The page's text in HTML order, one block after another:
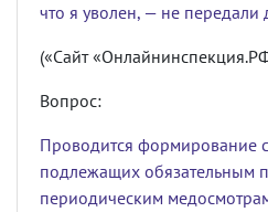
что я уволен, — не передали
(«Сайт
Вопрос:
Проводится формирование
подлежащих обязательным
периодическим